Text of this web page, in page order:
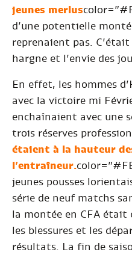
jeunes merlus
d’une potentielle
reprenaient pas.
hargne et l’envie des
En effet, les hommes
avec la victoire mi
enchaînaient avec une
trois réserves
étaient à la hauteur
l’entraîneur.
jeunes pousses
série de neuf matchs
la montée en CFA était
les blessures et les
résultats. La fin de